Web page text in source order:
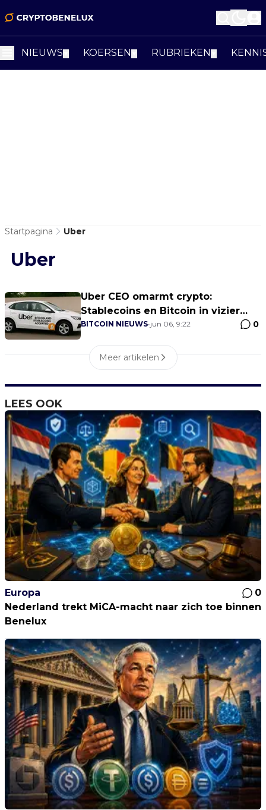
NIEUWS KOERSEN RUBRIEKEN
Startpagina Uber
Uber
Uber CEO omarmt crypto:
Stablecoins en Bitcoin in vizier
voor betalingen!
BITCOIN NIEUWS•jun 06, 9:22 0
Meer artikelen
LEES OOK
Europa
0
Nederland trekt MiCA-macht naar zich toe binnen
Benelux